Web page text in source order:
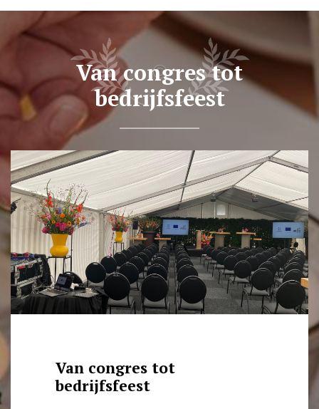
Van congres tot
bedrijfsfeest
Van congres tot
bedrijfsfeest